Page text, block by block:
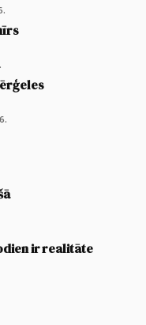
ir realitāte